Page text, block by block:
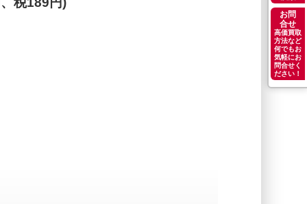
お問
合せ
高価買取
方法など
何でもお
気軽にお
問合せく
ださい！